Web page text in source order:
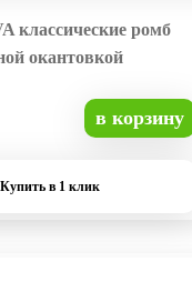
классические ромб
окантовкой
в корзину
Купить в 1 клик